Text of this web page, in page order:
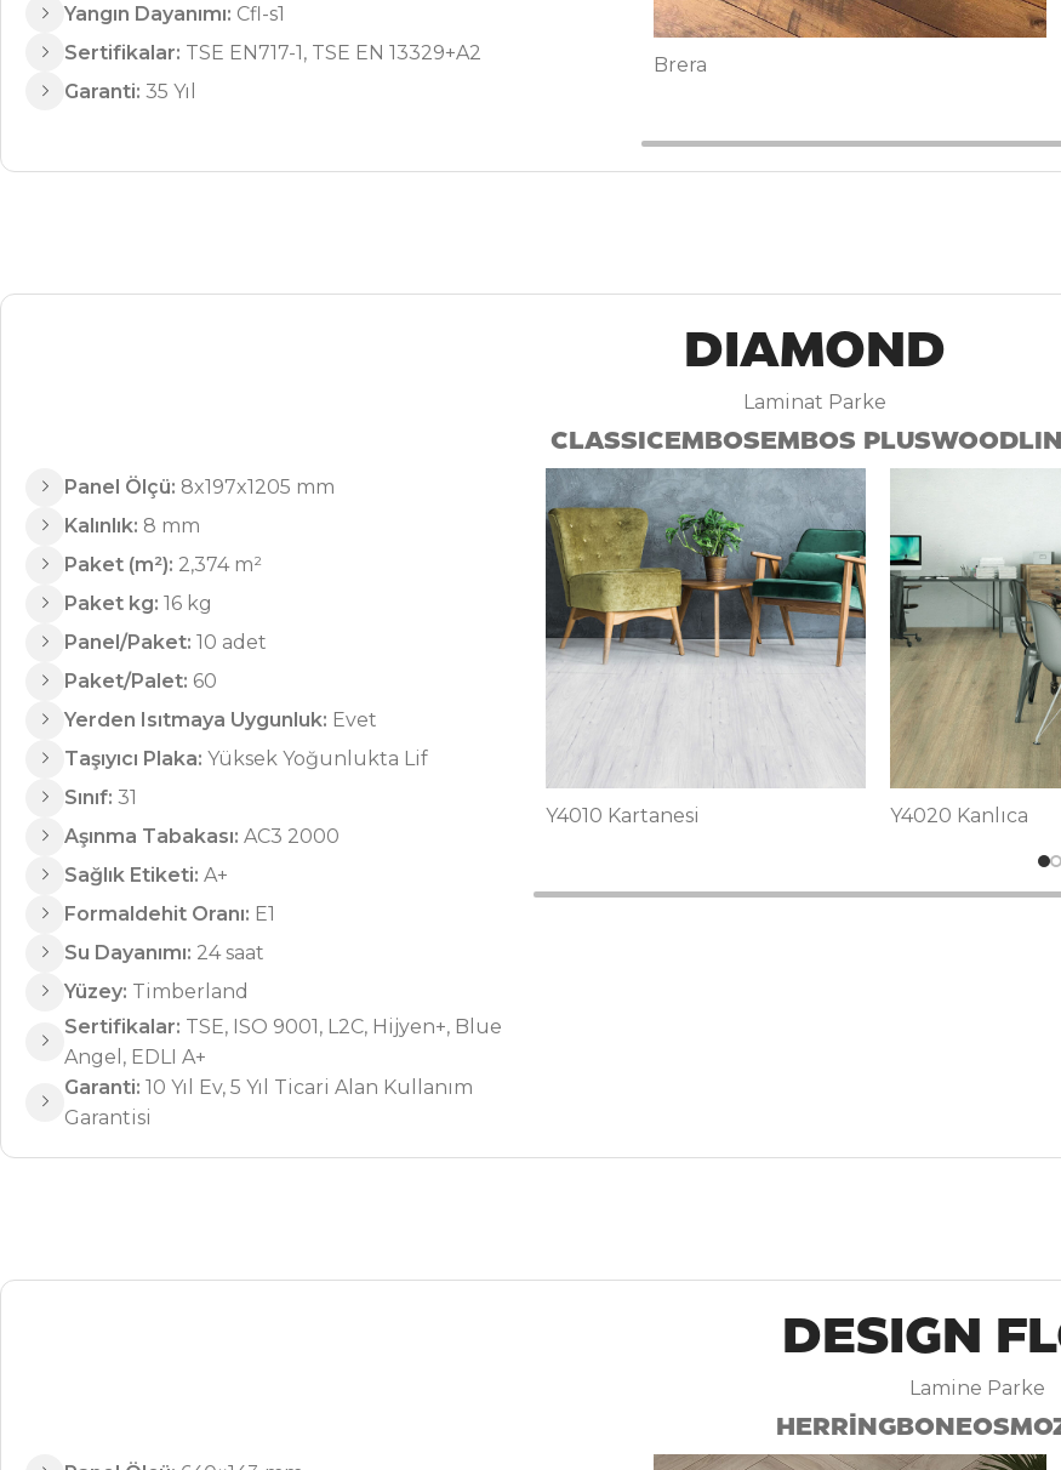
Yangın Dayanımı: Cfl-s1
Sertifikalar: TSE EN717-1, TSE EN 13329+A2
Garanti: 35 Yıl
Brera Ducce
DIAMOND
Laminat Parke
CLASSIC EMBOS EMBOS PLUS
Panel Ölçü: 8x197x1205 mm
Kalınlık: 8 mm
Paket (m²): 2,374 m²
Paket kg: 16 kg
Panel/Paket: 10 adet
Paket/Palet: 60
Yerden Isıtmaya Uygunluk: Evet
Taşıyıcı Plaka: Yüksek Yoğunlukta Lif
Sınıf: 31
Aşınma Tabakası: AC3 2000
Sağlık Etiketi: A+
Formaldehit Oranı: E1
Su Dayanımı: 24 saat
Yüzey: Timberland
Sertifikalar: TSE, ISO 9001, L2C, Hijyen+, Blue
Angel, EDLI A+
Garanti: 10 Yıl Ev, 5 Yıl Ticari Alan Kullanım
Garantisi
Y4020 Kanlıca Y4050 Gümüşlük
DESIGN
Lamine Parke
HERRINGBONE